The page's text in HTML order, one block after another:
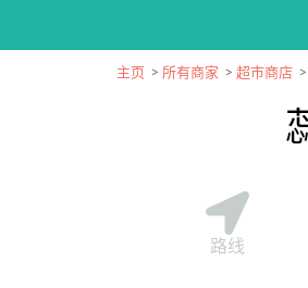
主页 > 所有商家 > 超市商店 >
路线